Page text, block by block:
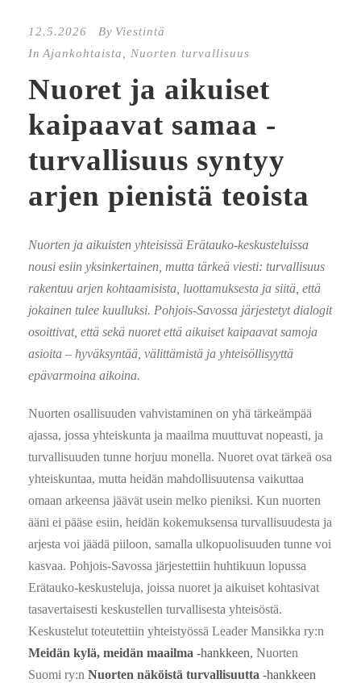
12.5.2026 By Viestintä
In Ajankohtaista, Nuorten turvallisuus
Nuoret ja aikuiset
kaipaavat samaa -
turvallisuus syntyy
arjen pienistä teoista
Nuorten ja aikuisten yhteisissä Erätauko-keskusteluissa
nousi esiin yksinkertainen, mutta tärkeä viesti: turvallisuus
rakentuu arjen kohtaamisista, luottamuksesta ja siitä, että
jokainen tulee kuulluksi. Pohjois-Savossa järjestetyt dialogit
osoittivat, että sekä nuoret että aikuiset kaipaavat samoja
asioita – hyväksyntää, välittämistä ja yhteisöllisyyttä
epävarmoina aikoina.
Nuorten osallisuuden vahvistaminen on yhä tärkeämpää
ajassa, jossa yhteiskunta ja maailma muuttuvat nopeasti, ja
turvallisuuden tunne horjuu monella. Nuoret ovat tärkeä osa
yhteiskuntaa, mutta heidän mahdollisuutensa vaikuttaa
omaan arkeensa jäävät usein melko pieniksi. Kun nuorten
ääni ei pääse esiin, heidän kokemuksensa turvallisuudesta ja
arjesta voi jäädä piiloon, samalla ulkopuolisuuden tunne voi
kasvaa. Pohjois-Savossa järjestettiin huhtikuun lopussa
Erätauko-keskusteluja, joissa nuoret ja aikuiset kohtasivat
tasavertaisesti keskustellen turvallisesta yhteisöstä.
Keskustelut toteutettiin yhteistyössä Leader Mansikka ry:n
Meidän kylä, meidän maailma -hankkeen, Nuorten
Suomi ry:n Nuorten näköistä turvallisuutta -hankkeen